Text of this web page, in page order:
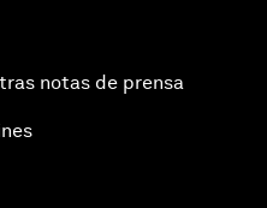
notas de prensa